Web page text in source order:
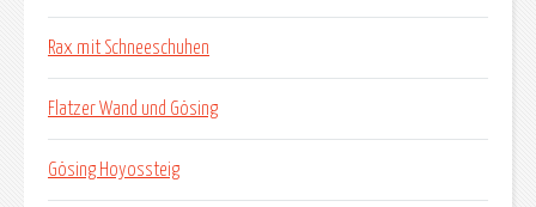
Rax mit Schneeschuhen
Flatzer Wand und Gösing
Gösing Hoyossteig